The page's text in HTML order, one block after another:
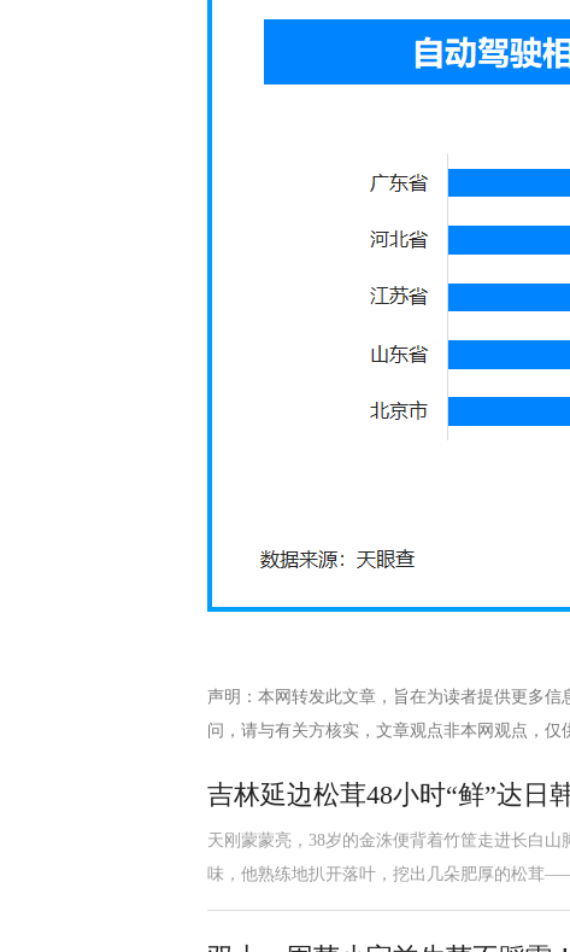
声明：本网转发此文章，旨在为读者提供更多
问，请与有关方核实，文章观点非本网观点，仅
吉林延边松茸48小时“鲜”达日
天刚蒙蒙亮，38岁的金洙便背着竹筐走进长白
味，他熟练地扒开落叶，挖出几朵肥厚的松茸